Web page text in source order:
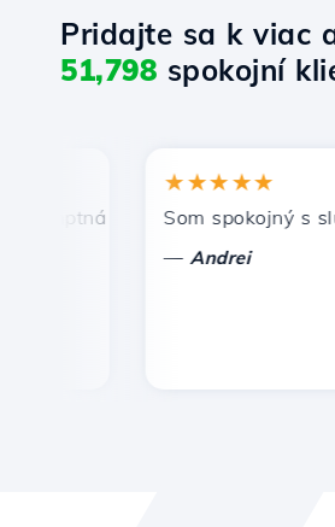
Pridajte sa k viac
51,798 spokojní
a efektívna technická
★★★★★
Som spokojný s
Andrei